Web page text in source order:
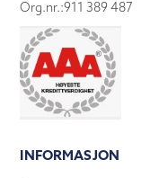
Org.nr.:911 389 487
INFORMASJON